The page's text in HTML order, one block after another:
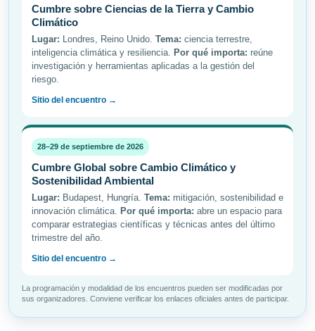
Cumbre sobre Ciencias de la Tierra y Cambio
Climático
Lugar: Londres, Reino Unido. Tema: ciencia terrestre,
inteligencia climática y resiliencia. Por qué importa: reúne
investigación y herramientas aplicadas a la gestión del
riesgo.
Sitio del encuentro →
28–29 de septiembre de 2026
Cumbre Global sobre Cambio Climático y
Sostenibilidad Ambiental
Lugar: Budapest, Hungría. Tema: mitigación, sostenibilidad e
innovación climática. Por qué importa: abre un espacio para
comparar estrategias científicas y técnicas antes del último
trimestre del año.
Sitio del encuentro →
La programación y modalidad de los encuentros pueden ser modificadas por
sus organizadores. Conviene verificar los enlaces oficiales antes de participar.